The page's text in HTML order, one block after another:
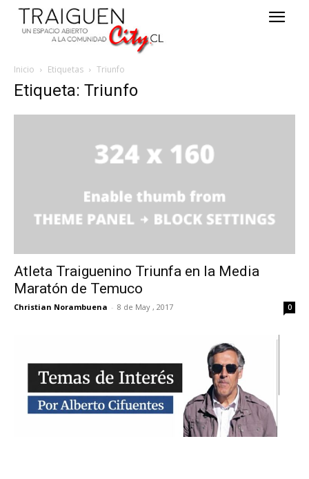
Inicio Etiquetas Triunfo
Etiqueta: Triunfo
Atleta Traiguenino Triunfa en la Media
Maratón de Temuco
Christian Norambuena - 8 de May , 2017 0